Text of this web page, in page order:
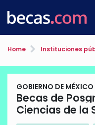
Home Instituciones
GOBIERNO DE MÉXICO
Becas de
Ciencias de la